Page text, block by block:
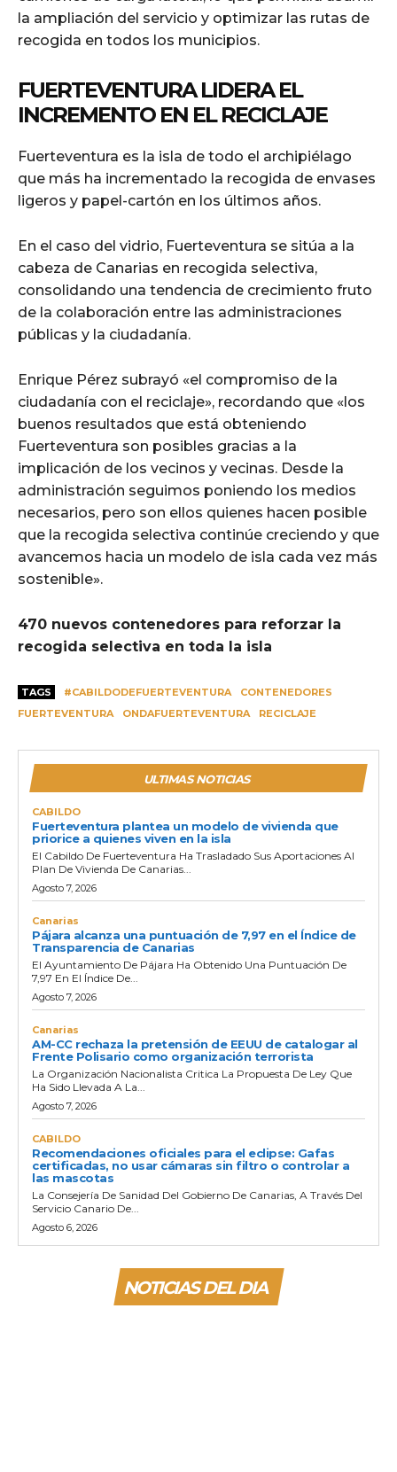
la ampliación del servicio y optimizar las rutas de
recogida en todos los municipios.
FUERTEVENTURA LIDERA EL
INCREMENTO EN EL RECICLAJE
Fuerteventura es la isla de todo el archipiélago
que más ha incrementado la recogida de envases
ligeros y papel-cartón en los últimos años.
En el caso del vidrio, Fuerteventura se sitúa a la
cabeza de Canarias en recogida selectiva,
consolidando una tendencia de crecimiento fruto
de la colaboración entre las administraciones
públicas y la ciudadanía.
Enrique Pérez subrayó «el compromiso de la
ciudadanía con el reciclaje», recordando que «los
buenos resultados que está obteniendo
Fuerteventura son posibles gracias a la
implicación de los vecinos y vecinas. Desde la
administración seguimos poniendo los medios
necesarios, pero son ellos quienes hacen posible
que la recogida selectiva continúe creciendo y que
avancemos hacia un modelo de isla cada vez más
sostenible».
470 nuevos contenedores para reforzar la
recogida selectiva en toda la isla
TAGS #CABILDODEFUERTEVENTURA
CONTENEDORES
FUERTEVENTURA
ONDAFUERTEVENTURA RECICLAJE
ULTIMAS NOTICIAS
CABILDO
Fuerteventura plantea un modelo de vivienda que
priorice a quienes viven en la isla
El Cabildo De Fuerteventura Ha Trasladado Sus Aportaciones Al
Plan De Vivienda De Canarias...
Agosto 7, 2026
Canarias
Pájara alcanza una puntuación de 7,97 en el Índice de
Transparencia de Canarias
El Ayuntamiento De Pájara Ha Obtenido Una Puntuación De
7,97 En El Índice De...
Agosto 7, 2026
Canarias
AM-CC rechaza la pretensión de EEUU de catalogar al
Frente Polisario como organización terrorista
La Organización Nacionalista Critica La Propuesta De Ley Que
Ha Sido Llevada A La...
Agosto 7, 2026
CABILDO
Recomendaciones oficiales para el eclipse: Gafas
certificadas, no usar cámaras sin filtro o controlar a
las mascotas
La Consejería De Sanidad Del Gobierno De Canarias, A Través Del
Servicio Canario De...
Agosto 6, 2026
NOTICIAS DEL DIA